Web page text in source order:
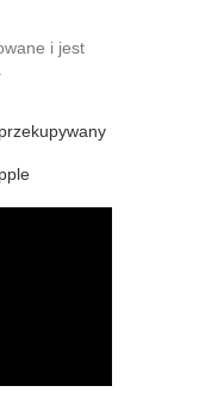
i jest